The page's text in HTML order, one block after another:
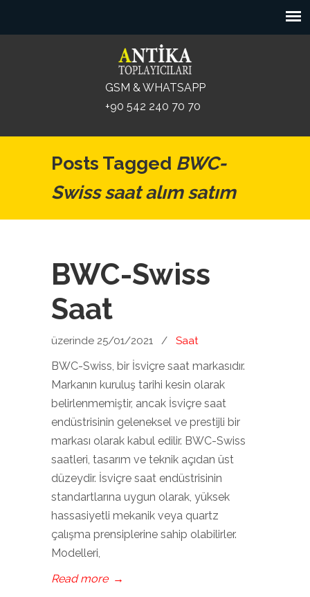
GSM & WHATSAPP
+90 542 240 70 70
Posts Tagged BWC-
Swiss saat alım satım
BWC-Swiss
Saat
üzerinde 25/01/2021 / Saat
BWC-Swiss, bir İsviçre saat markasıdır.
Markanın kuruluş tarihi kesin olarak
belirlenmemiştir, ancak İsviçre saat
endüstrisinin geleneksel ve prestijli bir
markası olarak kabul edilir. BWC-Swiss
saatleri, tasarım ve teknik açıdan üst
düzeydir. İsviçre saat endüstrisinin
standartlarına uygun olarak, yüksek
hassasiyetli mekanik veya quartz
çalışma prensiplerine sahip olabilirler.
Modelleri,
Read more →